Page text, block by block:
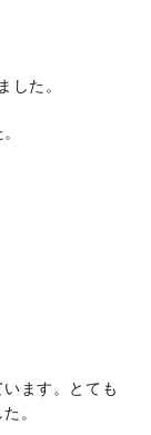
した。
ます。とても
。